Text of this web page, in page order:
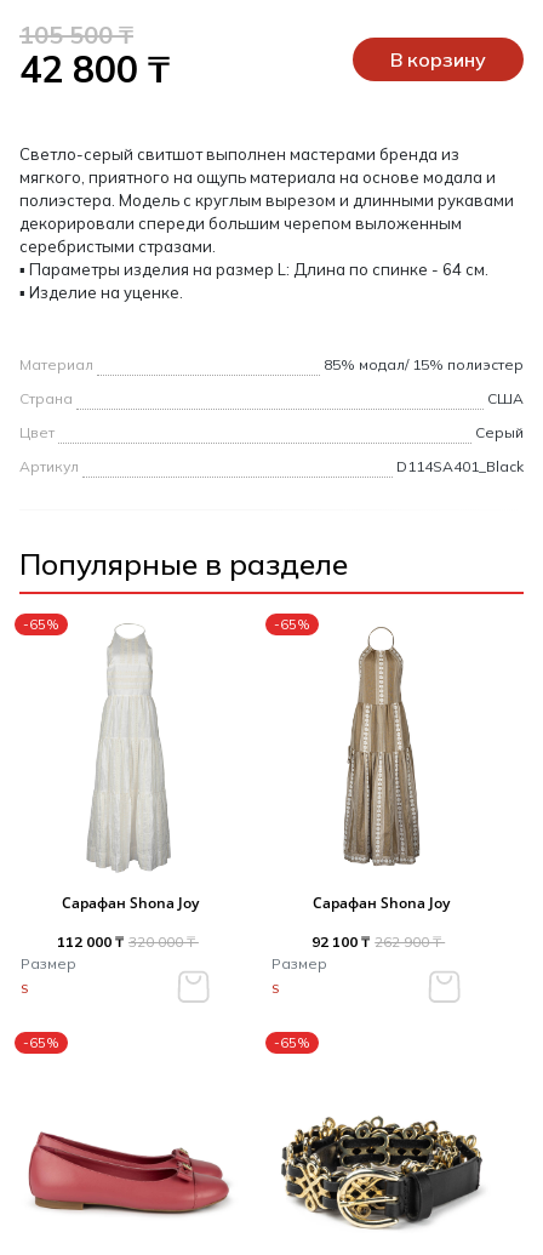
105 500 ₸
42 800 ₸ В корзину
Светло-серый свитшот выполнен мастерами бренда из
мягкого, приятного на ощупь материала на основе модала и
полиэстера. Модель с круглым вырезом и длинными рукавами
декорировали спереди большим черепом выложенным
серебристыми стразами.
▪ Параметры изделия на размер L: Длина по спинке - 64 см.
▪ Изделие на уценке.
Материал
85% модал/ 15% полиэстер
Страна
США
Цвет
Серый
Артикул
D114SA401_Black
Популярные в разделе
-65%
Сарафан Shona Joy
112 000 ₸ 320 000 ₸
Размер
S
-65%
Сарафан Shona Joy
92 100 ₸ 262 900 ₸
Размер
S
-65% -65%